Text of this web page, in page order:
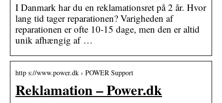
I Danmark har du en reklamationsret på 2 år. Hvor
lang tid tager reparationen? Varigheden af
reparationen er ofte 10-15 dage, men den er altid
unik afhængig af …
http s://www.power.dk › POWER Support
Reklamation – Power.dk